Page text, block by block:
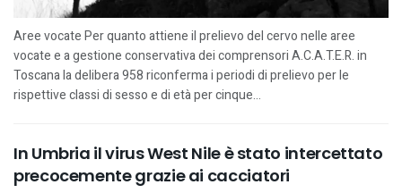
Aree vocate Per quanto attiene il prelievo del cervo nelle aree
vocate e a gestione conservativa dei comprensori A.C.A.T.E.R. in
Toscana la delibera 958 riconferma i periodi di prelievo per le
rispettive classi di sesso e di età per cinque...
In Umbria il virus West Nile è stato intercettato
precocemente grazie ai cacciatori